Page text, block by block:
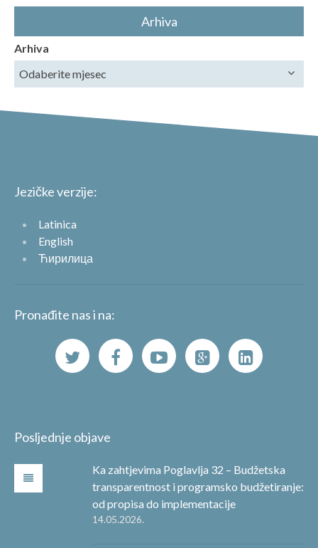
Arhiva
Arhiva
Jezičke verzije:
Latinica
English
Ћирилица
Pronađite nas i na:
Posljednje objave
Ka zahtjevima Poglavlja 32 – Budžetska
transparentnost i programsko budžetiranje:
od propisa do implementacije
14.05.2026.